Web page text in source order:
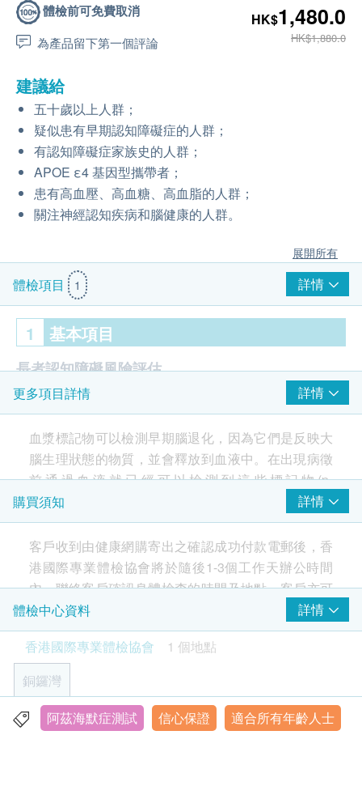
體檢前可免費取消
為產品留下第一個評論
HK$1,480.0
HK$1,880.0
建議給
五十歲以上人群；
疑似患有早期認知障礙症的人群；
有認知障礙症家族史的人群；
APOE ε4 基因型攜帶者；
患有高血壓、高血糖、高血脂的人群；
關注神經認知疾病和腦健康的人群。
展開所有
體檢項目 1 詳情
1 基本項目
長者認知障礙風險評估
P-Tau217 蛋白
更多項目詳情 詳情
血漿標記物可以檢測早期腦退化，因為它們是反映大
腦生理狀態的物質，並會釋放到血液中。在出現病徵
前通過血液就已經可以檢測到這些標記物(p-
Tau217)。血液中的p-Tau217標記物可在阿兹海默症
發病前10-20年被檢测出來，能有效區分阿茲海默症
與其他類型的腦退化，準確率(AUC)高達95%以上。
購買須知 詳情
客戶收到由健康網購寄出之確認成功付款電郵後，香
港國際專業體檢協會將於隨後1-3個工作天辦公時間
內，聯絡客戶確認身體檢查的時間及地點。客戶亦可
致電查詢或在訂單確認後1個工作天透過Whatsapp進
行預約 (+852 6918 2430）。
有效期
本身體檢查計劃有效期為兩個月，客戶必須於兩個月
內（由確認付款日期起計）接受有關檢查，逾期作
廢。
體檢中心資料
詳情
香港國際專業體檢協會
1 個地點
銅鑼灣
銅鑼灣告士打道255-257號信和廣場11樓全層
阿茲海默症測試 信心保證 適合所有年齡人士